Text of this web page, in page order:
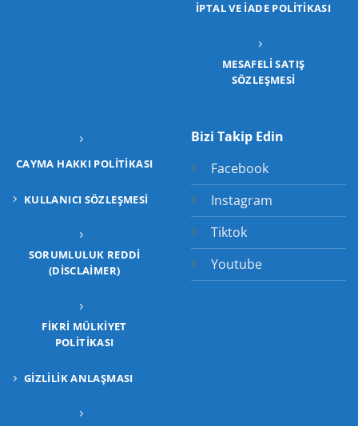
İPTAL VE İADE POLITIKASI
MESAFELİ SATIŞ
SÖZLEŞMESİ
CAYMA HAKKI POLITIKASI
KULLANICI SÖZLEŞMESI
SORUMLULUK REDDI
(DISCLAIMER)
FIKRI MÜLKIYET
POLITIKASI
GIZLILIK ANLAŞMASI
Bizi Takip Edin
Facebook
Instagram
Tiktok
Youtube